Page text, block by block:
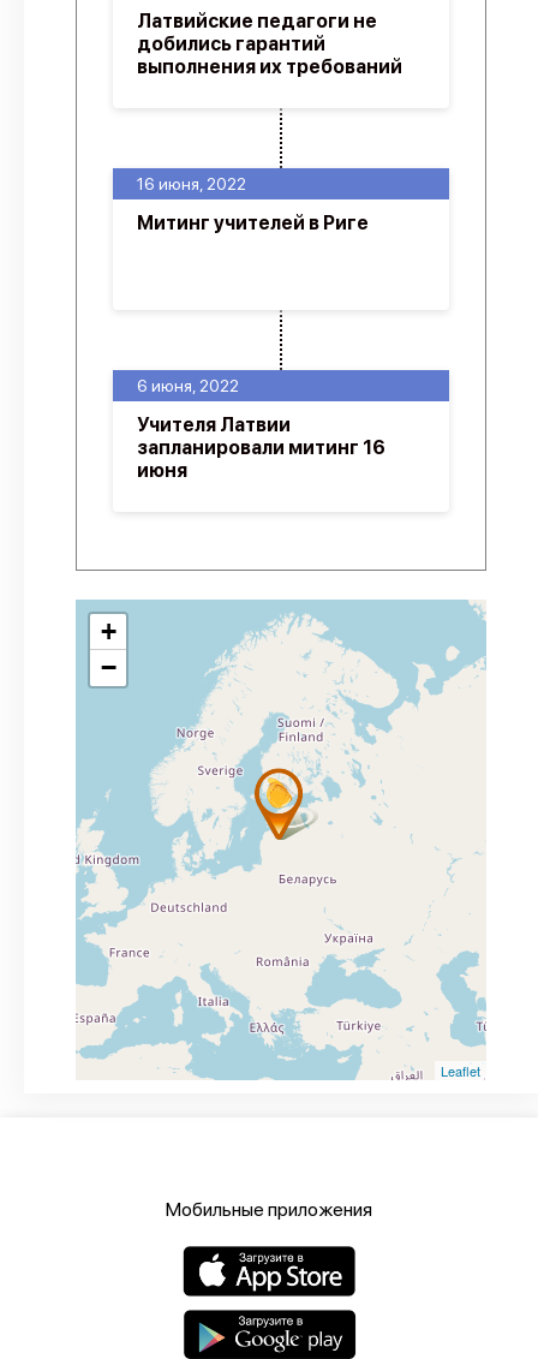
6 июня, 2022
Учителя Латвии
запланировали митинг 16
июня
16 июня, 2022
Митинг учителей в Риге
Латвийские педагоги не
добились гарантий
выполнения их требований
+
−
Leaflet
Мобильные приложения